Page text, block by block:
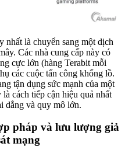
nhất là chuyển sang một dịch
Các nhà cung cấp này có
cực lớn (hàng Terabit mỗi
các cuộc tấn công khổng lồ.
tận dụng sức mạnh của một
cách tiếp cận hiệu quả nhất
dẳng và quy mô lớn.
pháp và lưu lượng giả
mạng